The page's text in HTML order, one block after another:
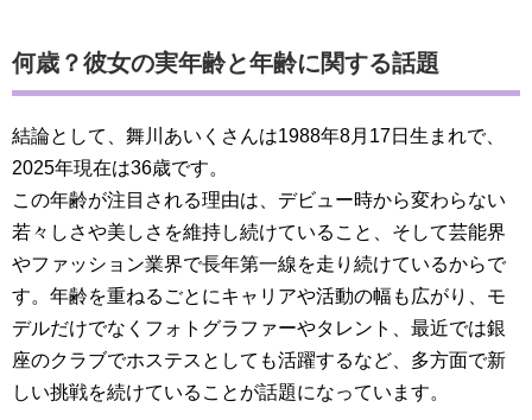
何歳？彼女の実年齢と年齢に関する話題
結論として、舞川あいくさんは1988年8月17日生まれで、
2025年現在は36歳です。
この年齢が注目される理由は、デビュー時から変わらない
若々しさや美しさを維持し続けていること、そして芸能界
やファッション業界で長年第一線を走り続けているからで
す。年齢を重ねるごとにキャリアや活動の幅も広がり、モ
デルだけでなくフォトグラファーやタレント、最近では銀
座のクラブでホステスとしても活躍するなど、多方面で新
しい挑戦を続けていることが話題になっています。